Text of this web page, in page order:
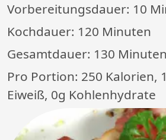
Vorbereitungsdauer: 10
Kochdauer: 120 Minuten
Gesamtdauer: 130 Minuten
Pro Portion: 250 Kalorien,
Eiweiß, 0g Kohlenhydrate